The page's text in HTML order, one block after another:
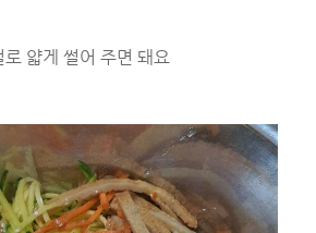
얇게 썰어 주면 돼요